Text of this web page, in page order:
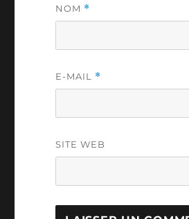
NOM *
E-MAIL *
SITE WEB